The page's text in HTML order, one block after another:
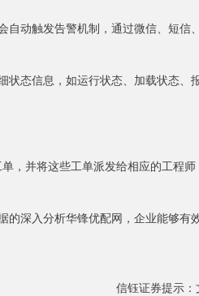
动触发告警机制，通过微信、短信
态信息，如运行状态、加载状态、
，并将这些工单派发给相应的工程
深入分析华锋优配网，企业能够有
信钰证券提示：